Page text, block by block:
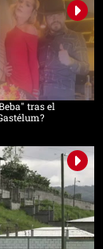
tras el